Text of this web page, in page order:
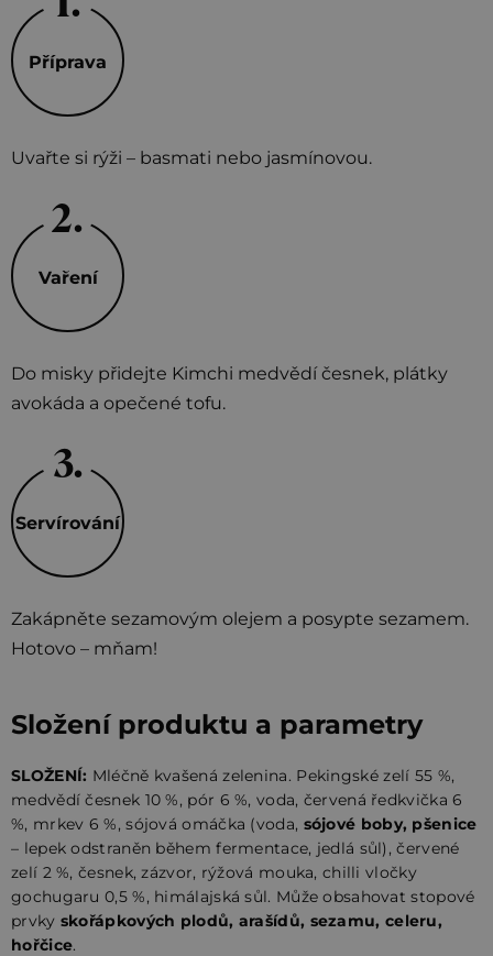
Příprava
Uvařte si rýži – basmati nebo jasmínovou.
Vaření
Do misky přidejte Kimchi medvědí česnek, plátky
avokáda a opečené tofu.
Servírování
Zakápněte sezamovým olejem a posypte sezamem.
Hotovo – mňam!
Složení produktu a parametry
SLOŽENÍ: Mléčně kvašená zelenina. Pekingské zelí 55 %,
medvědí česnek 10 %, pór 6 %, voda, červená ředkvička 6
%, mrkev 6 %, sójová omáčka (voda, sójové boby, pšenice
– lepek odstraněn během fermentace, jedlá sůl), červené
zelí 2 %, česnek, zázvor, rýžová mouka, chilli vločky
gochugaru 0,5 %, himálajská sůl. Může obsahovat stopové
prvky skořápkových plodů, arašídů, sezamu, celeru,
hořčice.